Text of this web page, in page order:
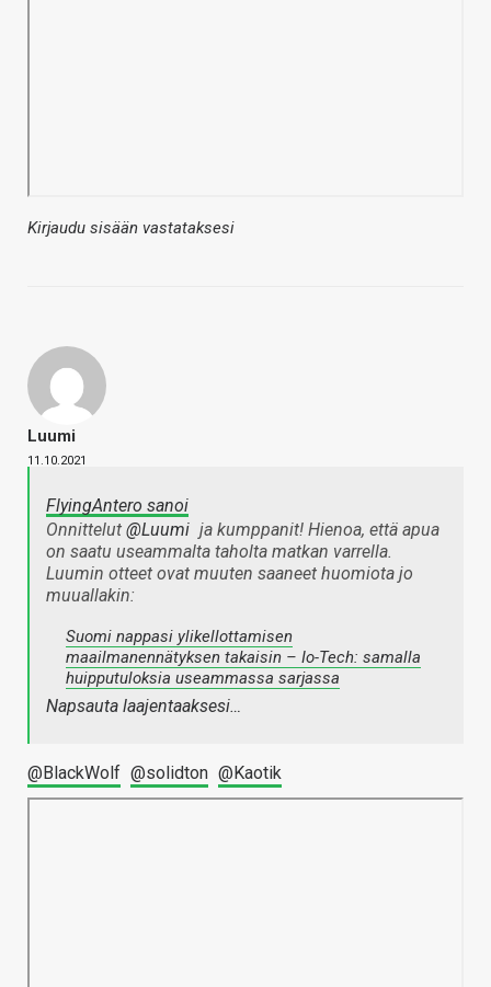
Kirjaudu sisään vastataksesi
Luumi
11.10.2021
FlyingAntero sanoi
Onnittelut @Luumi ja kumppanit! Hienoa, että apua
on saatu useammalta taholta matkan varrella.
Luumin otteet ovat muuten saaneet huomiota jo
muuallakin:
Suomi nappasi ylikellottamisen
maailmanennätyksen takaisin – Io-Tech: samalla
huipputuloksia useammassa sarjassa
Napsauta laajentaaksesi…
@BlackWolf @solidton @Kaotik